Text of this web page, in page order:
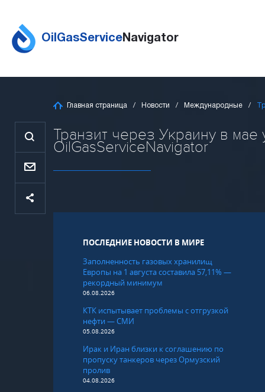
OilGasServiceNavigator
Главная страница Новости Международные
Транзит через Украину в мае
OilGasServiceNavigator
ПОСЛЕДНИЕ НОВОСТИ В МИРЕ
Заполненность газовых хранилищ
Европы на 1 августа составила 57,11% —
рекордный минимум
06.08.2026
КТК испытывает проблемы с отгрузкой
нефти — СМИ
05.08.2026
Ирак и Иран близки к соглашению по
пропуску танкеров через Ормузский
пролив
04.08.2026